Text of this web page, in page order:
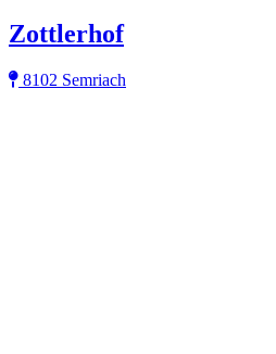
Zottlerhof
8102 Semriach